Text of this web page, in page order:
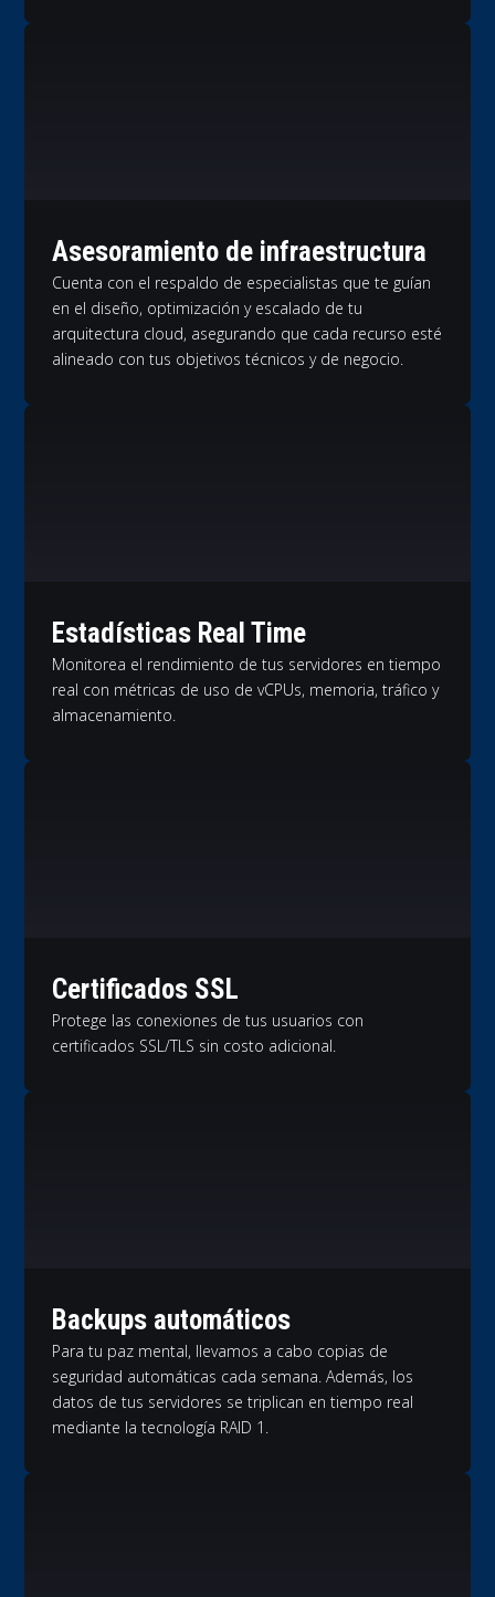
Asesoramiento de infraestructura
Cuenta con el respaldo de especialistas que te guían
en el diseño, optimización y escalado de tu
arquitectura cloud, asegurando que cada recurso esté
alineado con tus objetivos técnicos y de negocio.
Estadísticas Real Time
Monitorea el rendimiento de tus servidores en tiempo
real con métricas de uso de vCPUs, memoria, tráfico y
almacenamiento.
Certificados SSL
Protege las conexiones de tus usuarios con
certificados SSL/TLS sin costo adicional.
Backups automáticos
Para tu paz mental, llevamos a cabo copias de
seguridad automáticas cada semana. Además, los
datos de tus servidores se triplican en tiempo real
mediante la tecnología RAID 1.